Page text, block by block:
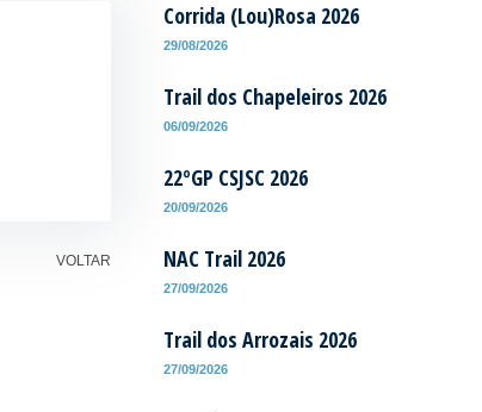
VOLTAR
Corrida (Lou)Rosa 2026
29/08/2026
Trail dos Chapeleiros 2026
06/09/2026
22ºGP CSJSC 2026
20/09/2026
NAC Trail 2026
27/09/2026
Trail dos Arrozais 2026
27/09/2026